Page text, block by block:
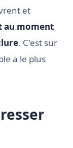
et
au moment
. C'est sur
a le plus